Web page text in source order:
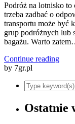
Podróż na lotnisko to
trzeba zadbać o
transportu może być
grup podróżnych lub
bagażu. Warto
Continue reading
by 7gr.pl
Ostatnie